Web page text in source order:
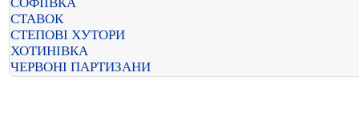
СТАВОК
СТЕПОВІ ХУТОРИ
ХОТИНІВКА
ЧЕРВОНІ ПАРТИЗАНИ